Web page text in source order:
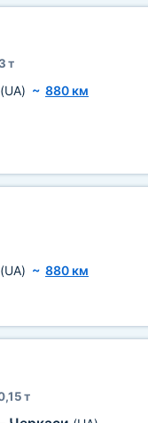
т
(UA) ~ 880 км
(UA) ~ 880 км
т